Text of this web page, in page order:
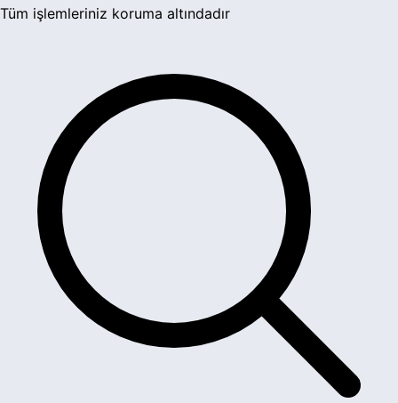
Tüm işlemleriniz koruma altındadır